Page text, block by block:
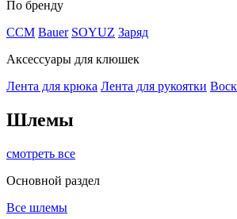
По бренду
CCM Bauer SOYUZ Заряд
Аксессуары для клюшек
Лента для крюка Лента для рукоятки Воск
Шлемы
смотреть все
Основной раздел
Все шлемы